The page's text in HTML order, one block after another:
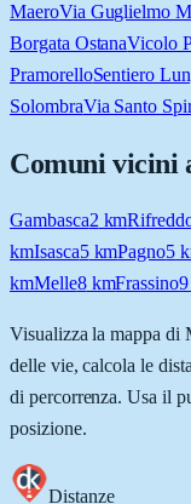
MaeroVia Guglielmo
Borgata OstanaVicolo
PramorelloSentiero
SolombraVia Santo
Comuni vicini
Gambasca2 km
kmIsasca5kmPagno5
kmMelle8kmFrassino9
Visualizza la mappa di
delle vie, calcola le
di percorrenza. Usa il
posizione.
Distanze